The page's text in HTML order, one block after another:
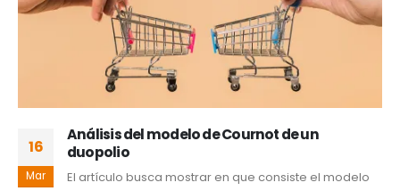
16
Mar
Análisis del modelo de Cournot de un
duopolio
El artículo busca mostrar en que consiste el modelo